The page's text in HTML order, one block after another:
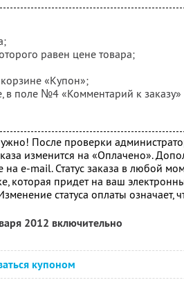
равен цене товара;
«Купон»;
в поле №4 «Комментарий к
После проверки
изменится на «Оплачено».
e-mail. Статус заказа в любой
которая придет на ваш
статуса оплаты означает,
2012 включительно
купоном